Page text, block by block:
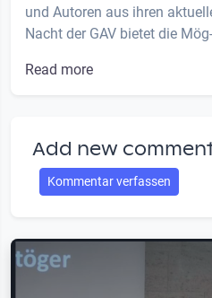
und Autoren aus ihren
Nacht der GAV bietet die
Read more
Add new
Kommentar verfassen